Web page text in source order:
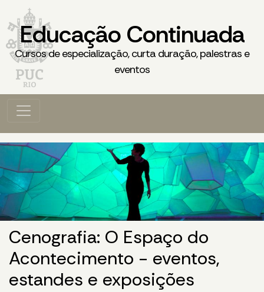
Educação Continuada
Cursos de especialização, curta duração, palestras e
eventos
Cenografia: O Espaço do
Acontecimento - eventos,
estandes e exposições